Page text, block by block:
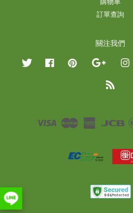
購物車
訂單查詢
關注我們
Twitter Facebook Pinterest Google
Visa Master
American
JCB